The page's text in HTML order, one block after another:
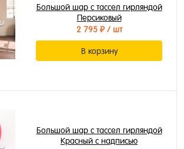
Большой шар с тассел гирляндой
Персиковый
2 795 ₽/ шт
В корзину
Большой шар с тассел гирляндой
Красный с надписью